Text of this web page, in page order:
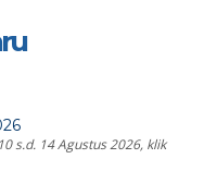
s.d. 14 Agustus 2026, klik